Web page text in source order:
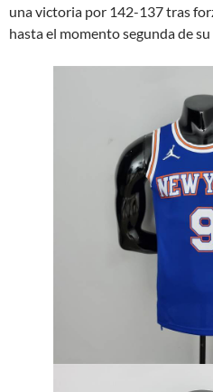
una victoria por 142-137 tras
hasta el momento segunda de